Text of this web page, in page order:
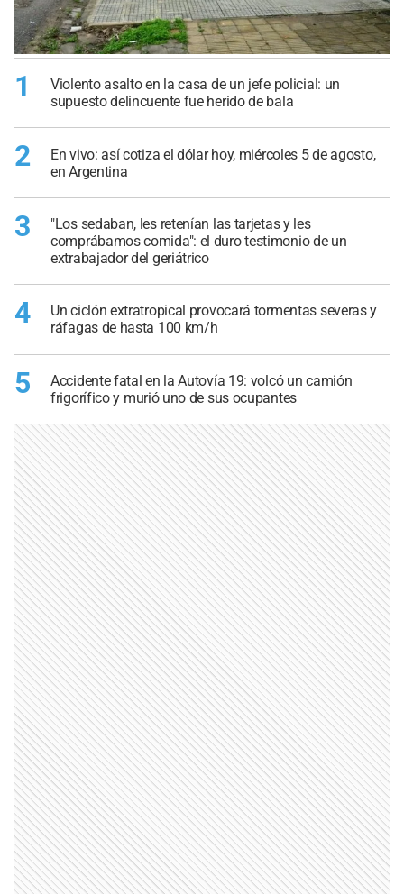
1
Violento asalto en la casa de un jefe policial: un
supuesto delincuente fue herido de bala
2
En vivo: así cotiza el dólar hoy, miércoles 5 de agosto,
en Argentina
3
"Los sedaban, les retenían las tarjetas y les
comprábamos comida": el duro testimonio de un
extrabajador del geriátrico
4
Un ciclón extratropical provocará tormentas severas y
ráfagas de hasta 100 km/h
5
Accidente fatal en la Autovía 19: volcó un camión
frigorífico y murió uno de sus ocupantes